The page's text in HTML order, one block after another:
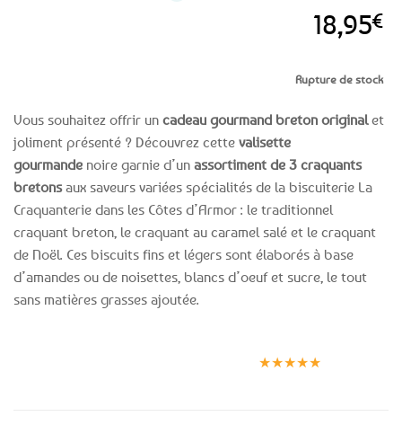
Vous souhaitez offrir un cadeau gourmand breton originalet
joliment présenté ? Découvrez cette valisette
gourmande noire garnie d’un assortiment de 3 craquants
bretonsaux saveurs variées spécialités de la biscuiterie La
Craquanterie dans les Côtes d’Armor : le traditionnel
craquant breton, le craquant au caramel salé et le craquant
de Noël. Ces biscuits fins et légers sont élaborés à base
d’amandes ou de noisettes, blancs d’oeuf et sucre, le tout
sans matières grasses ajoutée.
18,95€
Rupture de stock
★★★★★